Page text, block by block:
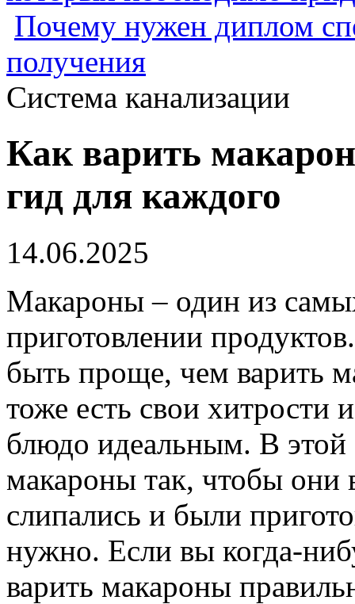
Почему нужен диплом
получения
Система канализации
Как варить
гид для каждого
14.06.2025
Макароны – один из
приготовлении
быть проще, чем варить
тоже есть свои хитрости
блюдо идеальным. В этой
макароны так, чтобы они
слипались и были
нужно. Если вы когда-
варить макароны